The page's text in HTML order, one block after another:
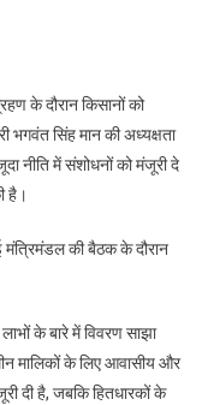
के दौरान किसानों को
सिंह मान की अध्यक्षता
नीति में संशोधनों को मंजूरी दे
है।
मंत्रिमंडल की बैठक के दौरान
के बारे में विवरण साझा
मालिकों के लिए आवासीय और
दी है, जबकि हितधारकों के